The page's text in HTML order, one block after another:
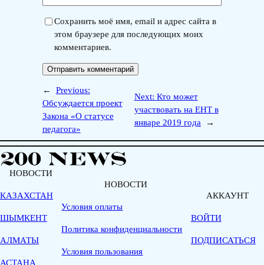
Сохранить моё имя, email и адрес сайта в
этом браузере для последующих моих
комментариев.
←
Previous:
Обсуждается проект
Закона «О статусе
педагога»
Next: Кто может
участвовать на ЕНТ в
январе 2019 года
→
НОВОСТИ
КАЗАХСТАН
ШЫМКЕНТ
АЛМАТЫ
АСТАНА
НОВОСТИ
Условия оплаты
Политика конфиденциальности
Условия пользования
АККАУНТ
ВОЙТИ
ПОДПИСАТЬСЯ